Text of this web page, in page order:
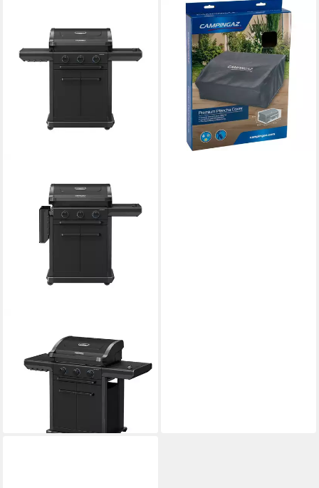
Gasgrill 3 Series Onyx S, Blue
Flame, Deckelthermometer
829,00 €
UVP849,00 €
mtl. in 48 Raten
CAMPINGAZ
Gasgrill Abdeckhaube für
Plancha mit Deckel
55,99 €
lieferbar - in 2-3 Werktagen bei dir